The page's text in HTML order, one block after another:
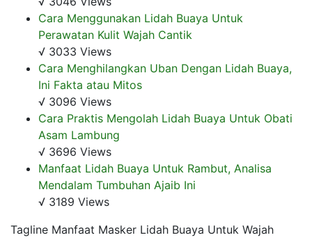
Cara Menggunakan Lidah Buaya Untuk
Perawatan Kulit Wajah Cantik
√ 3033 Views
Cara Menghilangkan Uban Dengan Lidah Buaya,
Ini Fakta atau Mitos
√ 3096 Views
Cara Praktis Mengolah Lidah Buaya Untuk Obati
Asam Lambung
√ 3696 Views
Manfaat Lidah Buaya Untuk Rambut, Analisa
Mendalam Tumbuhan Ajaib Ini
√ 3189 Views
Tagline Manfaat Masker Lidah Buaya Untuk Wajah